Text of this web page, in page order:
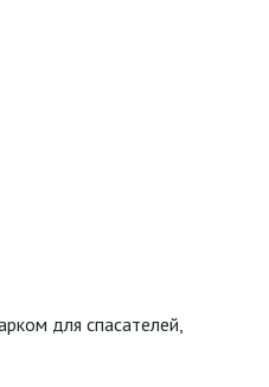
для спасателей,